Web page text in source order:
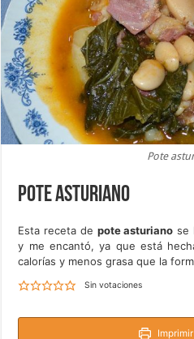
Pote
Pote asturiano
Esta receta de pote asturiano se
y me encantó, ya que está
calorías y menos grasa que la
Sin votaciones